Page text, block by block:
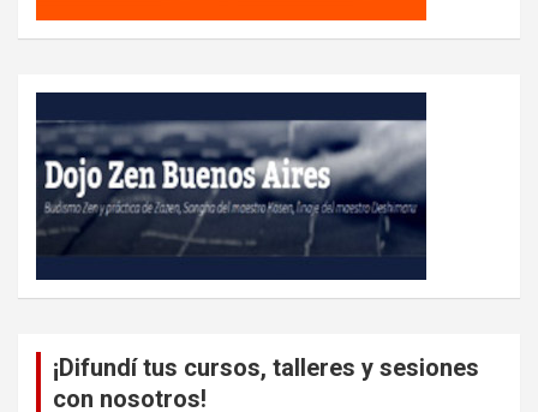
¡Difundí tus cursos, talleres y sesiones
con nosotros!